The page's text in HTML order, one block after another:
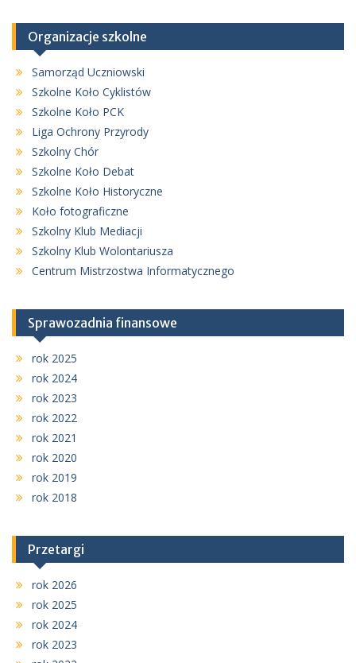
Organizacje szkolne
Samorząd Uczniowski
Szkolne Koło Cyklistów
Szkolne Koło PCK
Liga Ochrony Przyrody
Szkolny Chór
Szkolne Koło Debat
Szkolne Koło Historyczne
Koło fotograficzne
Szkolny Klub Mediacji
Szkolny Klub Wolontariusza
Centrum Mistrzostwa Informatycznego
Sprawozadnia finansowe
rok 2025
rok 2024
rok 2023
rok 2022
rok 2021
rok 2020
rok 2019
rok 2018
Przetargi
rok 2026
rok 2025
rok 2024
rok 2023